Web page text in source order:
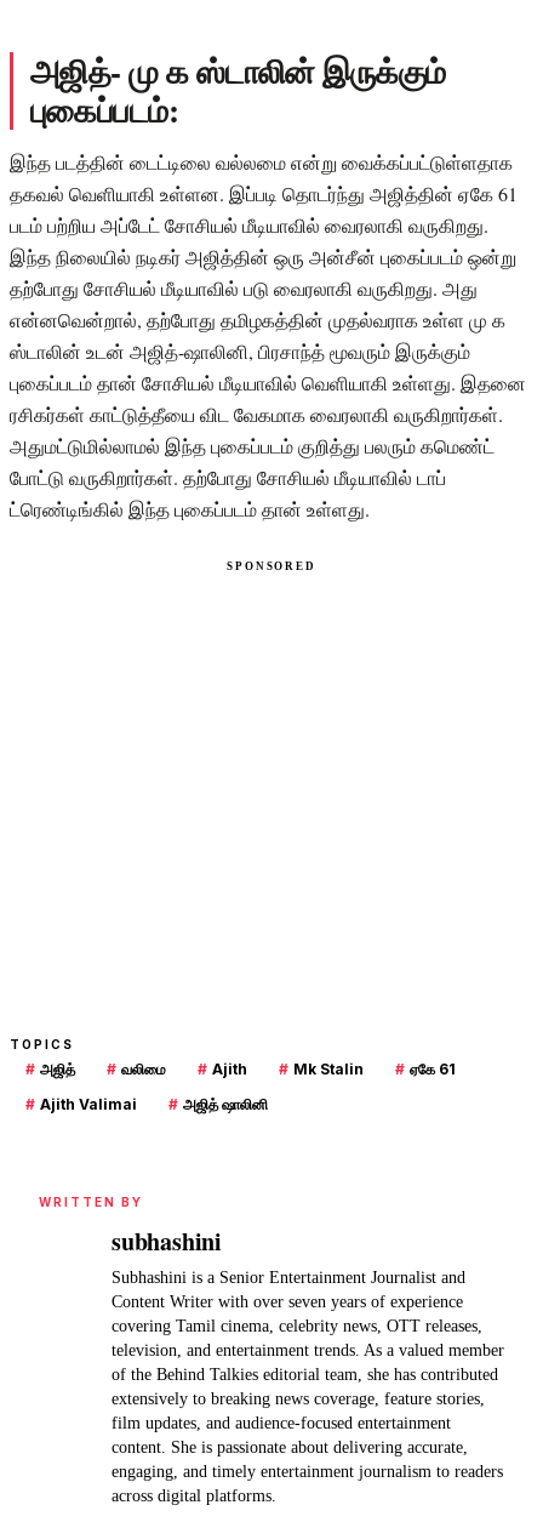
அஜித்- மு க ஸ்டாலின் இருக்கும்
புகைப்படம்:
இந்த படத்தின் டைட்டிலை வல்லமை என்று வைக்கப்பட்டுள்ளதாக
தகவல் வெளியாகி உள்ளன. இப்படி தொடர்ந்து அஜித்தின் ஏகே 61
படம் பற்றிய அப்டேட் சோசியல் மீடியாவில் வைரலாகி வருகிறது.
இந்த நிலையில் நடிகர் அஜித்தின் ஒரு அன்சீன் புகைப்படம் ஒன்று
தற்போது சோசியல் மீடியாவில் படு வைரலாகி வருகிறது. அது
என்னவென்றால், தற்போது தமிழகத்தின் முதல்வராக உள்ள மு க
ஸ்டாலின் உடன் அஜித்-ஷாலினி, பிரசாந்த் மூவரும் இருக்கும்
புகைப்படம் தான் சோசியல் மீடியாவில் வெளியாகி உள்ளது. இதனை
ரசிகர்கள் காட்டுத்தீயை விட வேகமாக வைரலாகி வருகிறார்கள்.
அதுமட்டுமில்லாமல் இந்த புகைப்படம் குறித்து பலரும் கமெண்ட்
போட்டு வருகிறார்கள். தற்போது சோசியல் மீடியாவில் டாப்
ட்ரெண்டிங்கில் இந்த புகைப்படம் தான் உள்ளது.
TOPICS
# அஜித் # வலிமை # Ajith # Mk Stalin # ஏகே 61
# Ajith Valimai # அஜித் ஷாலினி
WRITTEN BY
subhashini
Subhashini is a Senior Entertainment Journalist and
Content Writer with over seven years of experience
covering Tamil cinema, celebrity news, OTT releases,
television, and entertainment trends. As a valued member
of the Behind Talkies editorial team, she has contributed
extensively to breaking news coverage, feature stories,
film updates, and audience-focused entertainment
content. She is passionate about delivering accurate,
engaging, and timely entertainment journalism to readers
across digital platforms.